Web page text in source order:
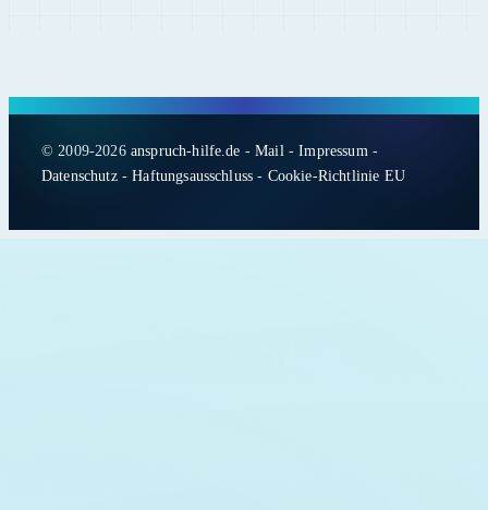
© 2009-2026 anspruch-hilfe.de -Mail-Impressum-
Datenschutz-Haftungsausschluss - Cookie-Richtlinie EU